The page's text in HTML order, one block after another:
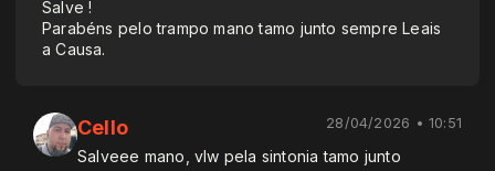
Salve !
Parabéns pelo trampo mano tamo junto sempre Leais
a Causa.
Cello 28/04/2026 • 10:51
Salveee mano, vlw pela sintonia tamo junto